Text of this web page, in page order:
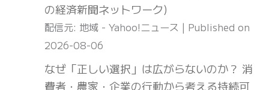
の経済新聞ネットワーク)
配信元: 地域 - Yahoo!ニュース
Published on
2026-08-06
なぜ「正しい選択」は広がらないのか？ 消
費者・農家・企業の行動から考える持続可